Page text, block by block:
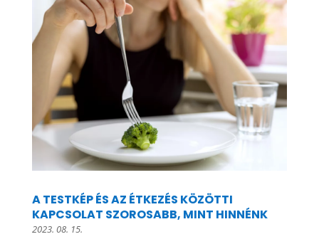
A TESTKÉP ÉS AZ ÉTKEZÉS KÖZÖTTI
KAPCSOLAT SZOROSABB, MINT HINNÉNK
2023. 08. 15.